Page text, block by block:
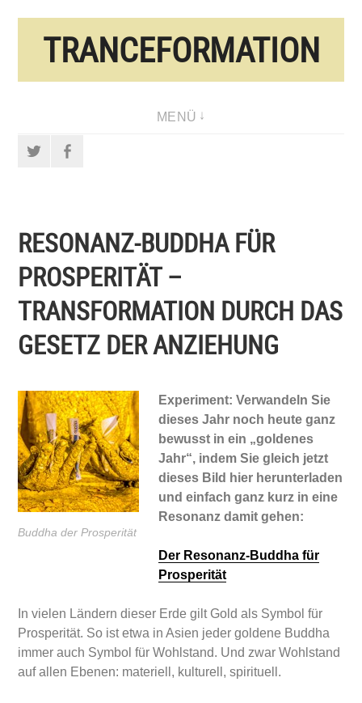
TRANCEFORMATION
MENÜ
Twitter
RESONANZ-BUDDHA FÜR
PROSPERITÄT –
TRANSFORMATION DURCH DAS
GESETZ DER ANZIEHUNG
Buddha der Prosperität
Experiment: Verwandeln Sie
dieses Jahr noch heute ganz
bewusst in ein „goldenes
Jahr“, indem Sie gleich jetzt
dieses Bild hier herunterladen
und einfach ganz kurz in eine
Resonanz damit gehen:
Der Resonanz-Buddha für
Prosperität
In vielen Ländern dieser Erde gilt Gold als Symbol für
Prosperität. So ist etwa in Asien jeder goldene Buddha
immer auch Symbol für Wohlstand. Und zwar Wohlstand
auf allen Ebenen: materiell, kulturell, spirituell.